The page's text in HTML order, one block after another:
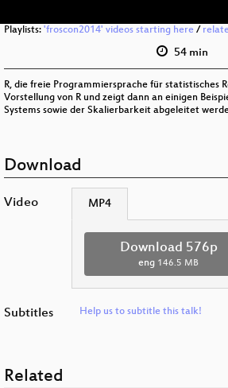
Playlists: 'froscon2014' videos starting here /
54 min
R, die freie Programmiersprache für
Vorstellung von R und zeigt dann an einigen
Systems sowie der Skalierbarkeit abgeleitet
Download
Video MP4
Download 576p
eng 146.5 MB
Subtitles Help us to subtitle this talk!
Related